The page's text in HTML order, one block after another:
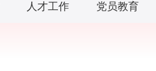
人才工作 党员教育